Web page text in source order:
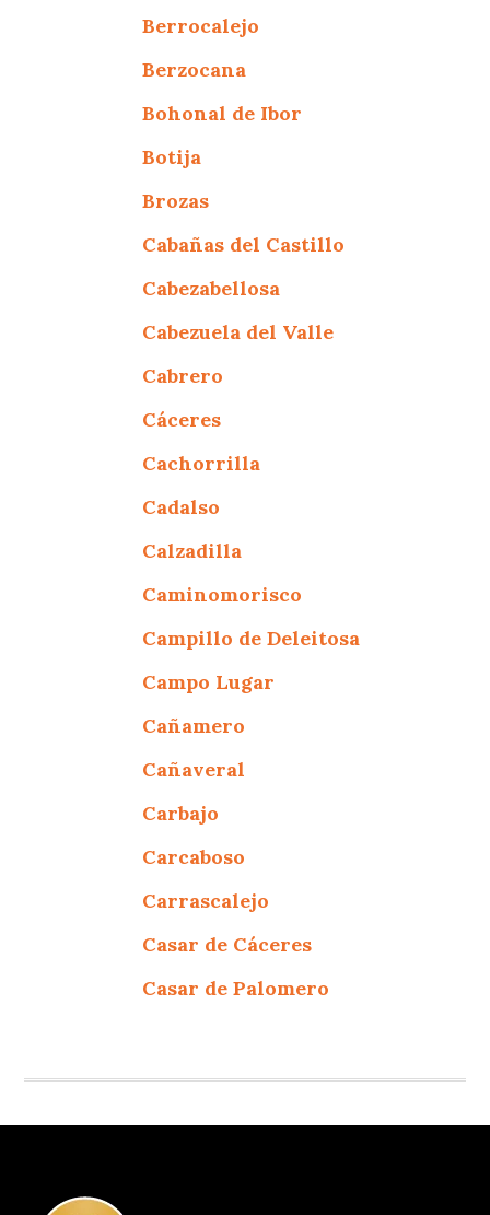
Berrocalejo
Berzocana
Bohonal de Ibor
Botija
Brozas
Cabañas del Castillo
Cabezabellosa
Cabezuela del Valle
Cabrero
Cáceres
Cachorrilla
Cadalso
Calzadilla
Caminomorisco
Campillo de Deleitosa
Campo Lugar
Cañamero
Cañaveral
Carbajo
Carcaboso
Carrascalejo
Casar de Cáceres
Casar de Palomero